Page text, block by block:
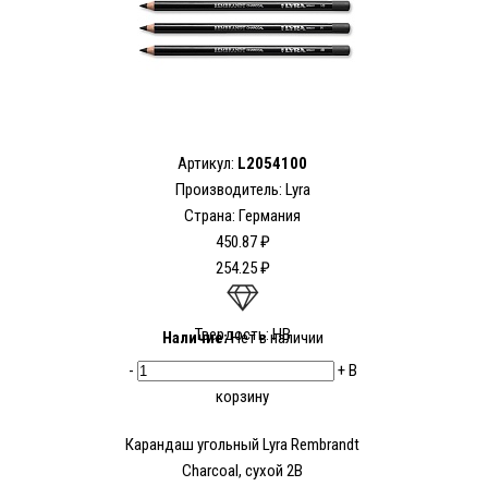
Артикул: L2054100
Производитель: Lyra
Страна: Германия
450.87 ₽
254.25 ₽
Твердость: HB
Наличие:Нет в наличии
-
+В
корзину
Карандаш угольный Lyra Rembrandt
Charcoal, сухой 2В